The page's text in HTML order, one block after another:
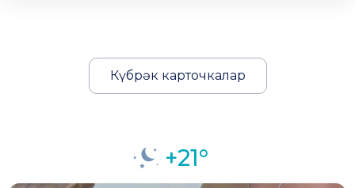
Күбрәк карточкалар
+21°